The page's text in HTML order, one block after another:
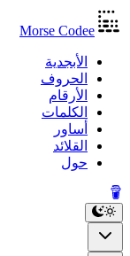
Morse Codee
الأبجدية
الحروف
الأرقام
الكلمات
أساور
القلائد
حول